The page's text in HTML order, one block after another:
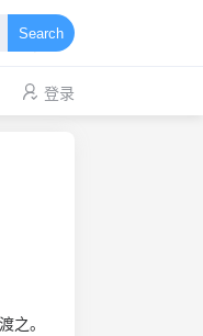
Search
登录
之。